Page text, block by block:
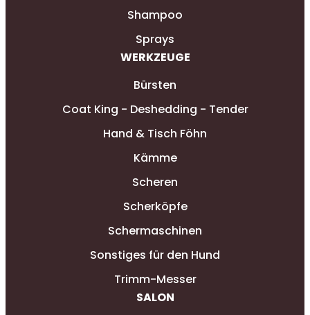
Shampoo
Sprays
WERKZEUGE
Bürsten
Coat King - Deshedding - Tender
Hand & Tisch Föhn
Kämme
Scheren
Scherköpfe
Schermaschinen
Sonstiges für den Hund
Trimm-Messer
SALON